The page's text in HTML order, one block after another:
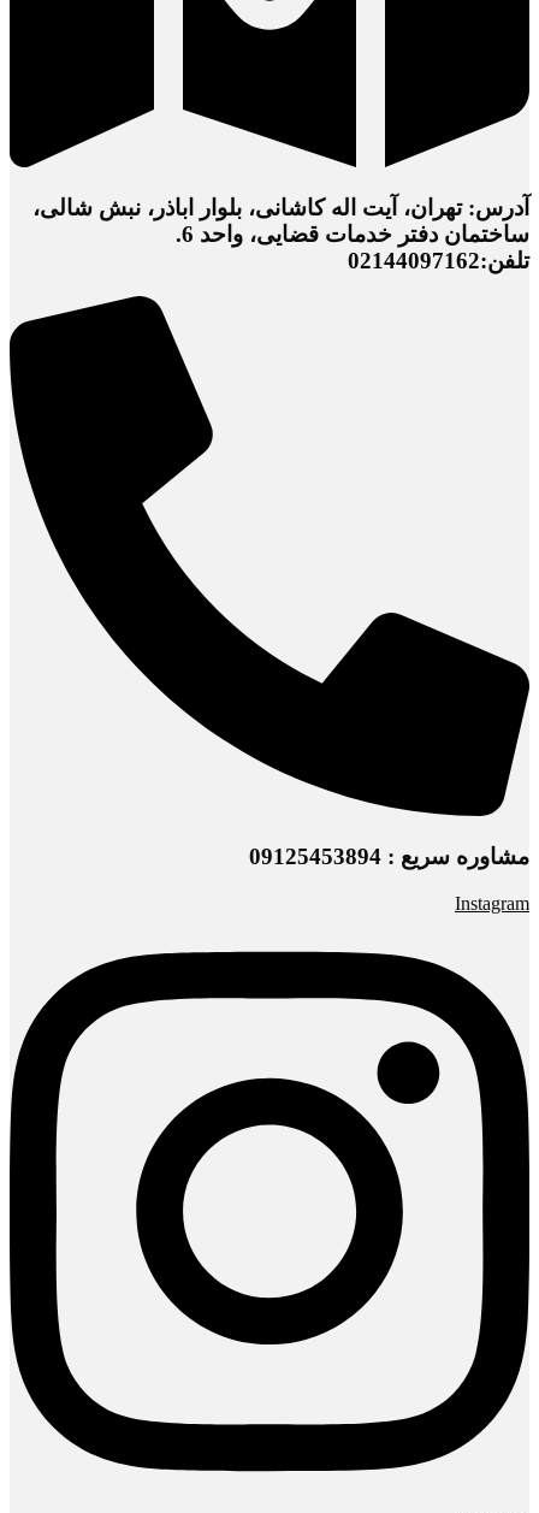
آدرس: تهران، آیت اله کاشانی، بلوار اباذر، نبش شالی،
ساختمان دفتر خدمات قضایی، واحد 6.
تلفن:02144097162
مشاوره سریع : 09125453894
Instagram